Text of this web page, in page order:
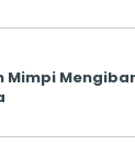
Mimpi